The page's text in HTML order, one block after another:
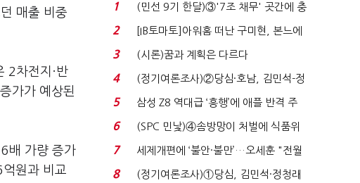
매출 비중
2차전지·반
가가 예상된
배 가량 증가
원과 비교
1
(민선 9기 한달)③'7조 채무' 곳간에 충
격…추미애, 20년...
2
[IB토마토]아워홈 떠난 구미현, 본느에
340억 베팅…가...
3 (시론)꿈과 계획은 다르다
4
(정기여론조사)②당심·호남, 김민석-정
청래 '초접전'...
5
삼성 Z8 역대급 ‘흥행’에 애플 반격 주
목…9월 ‘폴...
6
(SPC 민낯)④솜방망이 처벌에 식품위
생법 위반 반복...
7
세제개편에 ‘불안·불만’…오세훈 "전월
세 구하기 더 ...
8
(정기여론조사)①당심, 김민석·정청래